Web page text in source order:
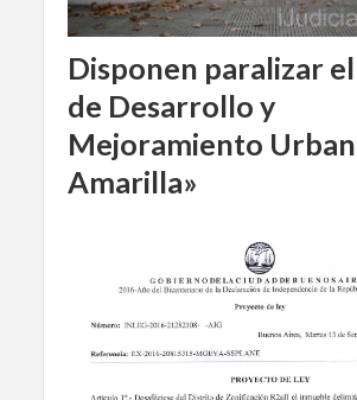
Disponen paralizar
de Desarrollo y
Mejoramiento
Amarilla»